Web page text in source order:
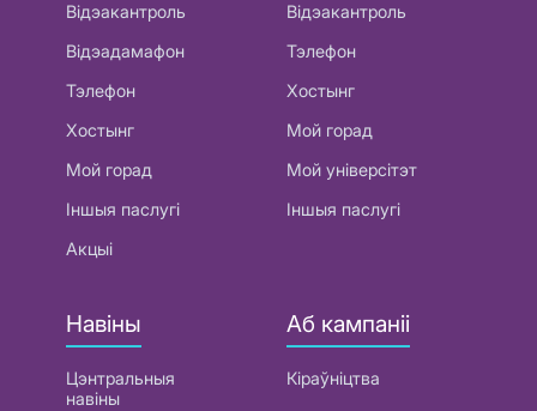
Відэакантроль
Відэадамафон
Тэлефон
Хостынг
Мой горад
Іншыя паслугі
Акцыі
Відэакантроль
Тэлефон
Хостынг
Мой горад
Мой універсітэт
Іншыя паслугі
Навіны
Цэнтральныя
навіны
Аб кампаніі
Кіраўніцтва